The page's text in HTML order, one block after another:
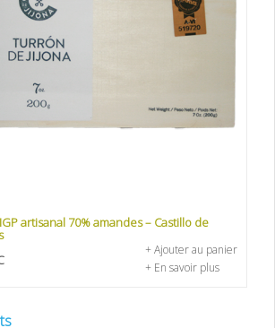
artisanal 70% amandes – Castillo de
+ Ajouter au panier
+ En savoir plus